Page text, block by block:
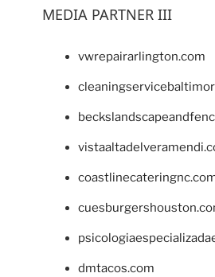
MEDIA PARTNER III
vwrepairarlington.com
dmtacos.com